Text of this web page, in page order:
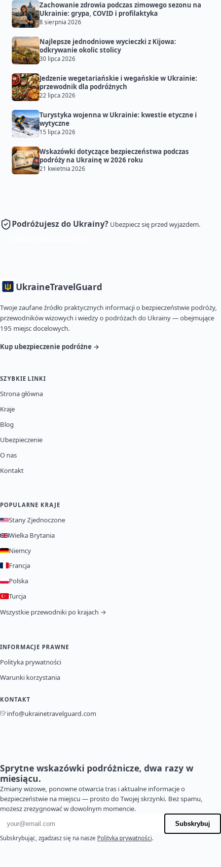
Zachowanie zdrowia podczas zimowego sezonu na
Ukrainie: grypa, COVID i profilaktyka
8 sierpnia 2026
Najlepsze jednodniowe wycieczki z Kijowa:
odkrywanie okolic stolicy
30 lipca 2026
Jedzenie wegetariańskie i wegańskie w Ukrainie:
przewodnik dla podróżnych
22 lipca 2026
Turystyka wojenna w Ukrainie: kwestie etyczne i
wytyczne
15 lipca 2026
Wskazówki dotyczące bezpieczeństwa podczas
podróży na Ukrainę w 2026 roku
21 kwietnia 2026
Podróżujesz do Ukrainy? Ubezpiecz się przed wyjazdem.
UkraineTravelGuard
Twoje zaufane źródło praktycznych informacji o bezpieczeństwie podróży,
przewodników wizowych i wiedzy o podróżach do Ukrainy — obejmujące
195 miejsc docelowych.
Kup ubezpieczenie podróżne →
SZYBKIE LINKI
Strona główna
Kraje
Blog
Ubezpieczenie
O nas
Kontakt
POPULARNE KRAJE
Stany Zjednoczone
Wielka Brytania
Niemcy
Francja
Polska
Turcja
Wszystkie przewodniki po krajach →
INFORMACJE PRAWNE
Polityka prywatności
Warunki korzystania
KONTAKT
info@ukrainetravelguard.com
Sprytne wskazówki podróżnicze, dwa razy w
miesiącu.
Zmiany wizowe, ponowne otwarcia tras i aktualne informacje o
bezpieczeństwie na miejscu — prosto do Twojej skrzynki. Bez spamu,
możesz zrezygnować w dowolnym momencie.
Adres e-mail
Subskrybuj
Subskrybując, zgadzasz się na nasze Polityka prywatności.